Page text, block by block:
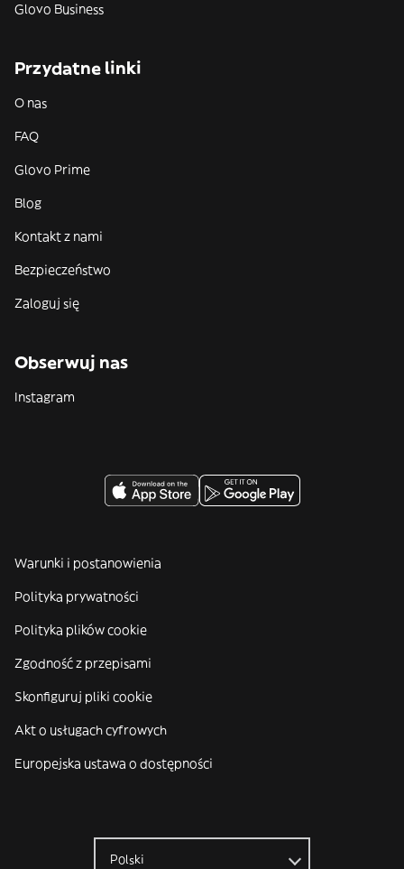
Glovo Business
Przydatne linki
O nas
FAQ
Glovo Prime
Blog
Kontakt z nami
Bezpieczeństwo
Zaloguj się
Obserwuj nas
Instagram
Warunki i postanowienia
Polityka prywatności
Polityka plików cookie
Zgodność z przepisami
Skonfiguruj pliki cookie
Akt o usługach cyfrowych
Europejska ustawa o dostępności